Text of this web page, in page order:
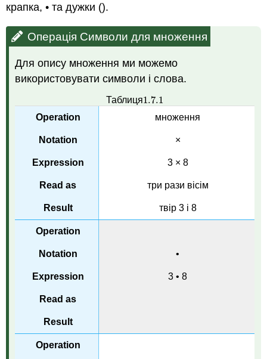
крапка, • та дужки ().
Операція Символи для множення
Для опису множення ми можемо
використовувати символи і слова.
Таблиця1.7.1
1.7.1
множення
×
3 × 8
три рази вісім
твір 3 і 8
•
3 • 8